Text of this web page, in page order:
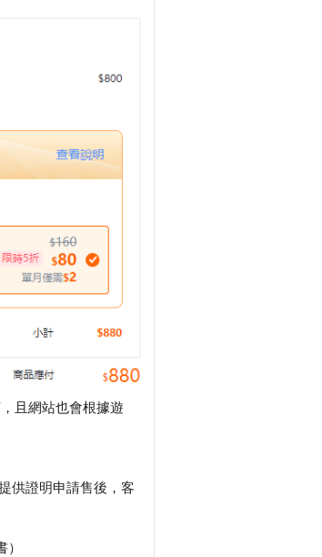
且網站也會根據遊
供證明申請售後，客